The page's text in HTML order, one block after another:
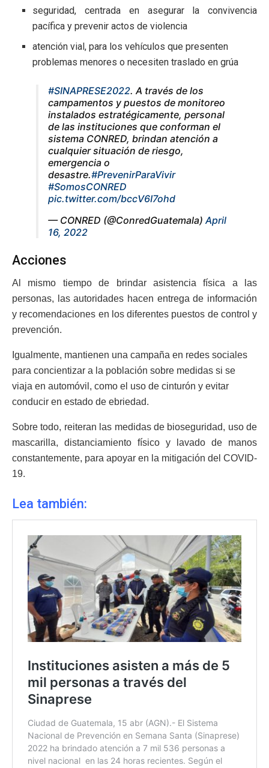
seguridad, centrada en asegurar la convivencia
pacífica y prevenir actos de violencia
atención vial, para los vehículos que presenten
problemas menores o necesiten traslado en grúa
#SINAPRESE2022. A través de los
campamentos y puestos de monitoreo
instalados estratégicamente, personal
de las instituciones que conforman el
sistema CONRED, brindan atención a
cualquier situación de riesgo,
emergencia o
desastre.#PrevenirParaVivir
#SomosCONRED
pic.twitter.com/bccV6I7ohd
— CONRED (@ConredGuatemala)April
16, 2022
Acciones
Al mismo tiempo de brindar asistencia física a las
personas, las autoridades hacen entrega de información
y recomendaciones en los diferentes puestos de control y
prevención.
Igualmente, mantienen una campaña en redes sociales
para concientizar a la población sobre medidas si se
viaja en automóvil, como el uso de cinturón y evitar
conducir en estado de ebriedad.
Sobre todo, reiteran las medidas de bioseguridad, uso de
mascarilla, distanciamiento físico y lavado de manos
constantemente, para apoyar en la mitigación del COVID-
19.
Lea también: